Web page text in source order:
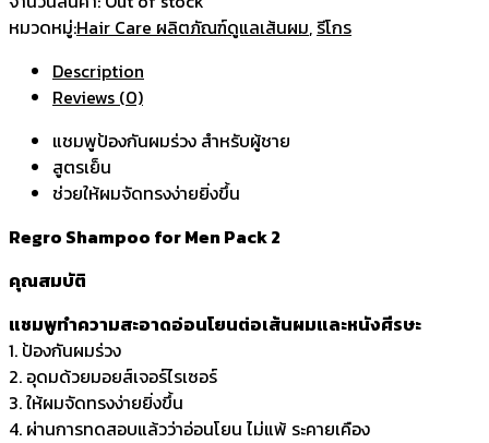
หมวดหมู่:Hair Care ผลิตภัณฑ์ดูแลเส้นผม,รีโกร
Description
Reviews (0)
แชมพูป้องกันผมร่วง สำหรับผู้ชาย
สูตรเย็น
ช่วยให้ผมจัดทรงง่ายยิ่งขึ้น
Regro Shampoo for Men Pack 2
คุณสมบัติ
แชมพูทำความสะอาดอ่อนโยนต่อเส้นผมและหนังศีรษะ
1. ป้องกันผมร่วง
2. อุดมด้วยมอยส์เจอร์ไรเซอร์
3. ให้ผมจัดทรงง่ายยิ่งขึ้น
4. ผ่านการทดสอบแล้วว่าอ่อนโยน ไม่แพ้ ระคายเคือง